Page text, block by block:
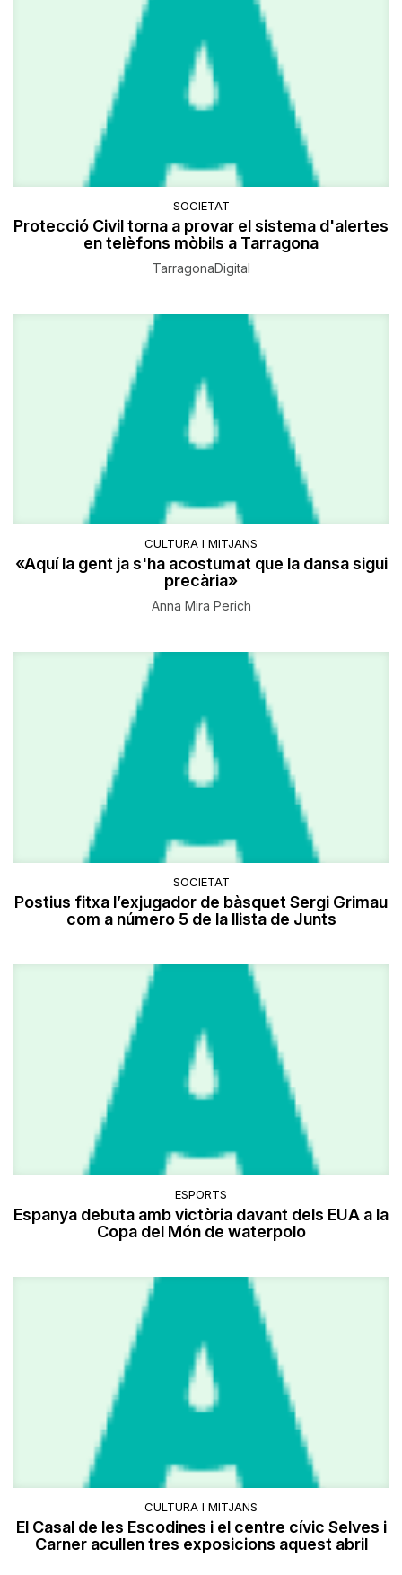
SOCIETAT
Protecció Civil torna a provar el sistema d'alertes
en telèfons mòbils a Tarragona
TarragonaDigital
CULTURA I MITJANS
​«Aquí la gent ja s'ha acostumat que la dansa sigui
precària»
Anna Mira Perich
SOCIETAT
Postius fitxa l’exjugador de bàsquet Sergi Grimau
com a número 5 de la llista de Junts
ESPORTS
Espanya debuta amb victòria davant dels EUA a la
Copa del Món de waterpolo
CULTURA I MITJANS
El Casal de les Escodines i el centre cívic Selves i
Carner acullen tres exposicions aquest abril